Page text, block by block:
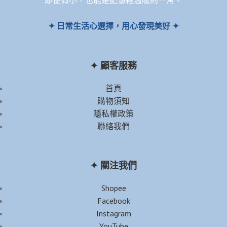
✦ 日常生活心選擇，用心發現美好 ✦
✦ 顧客服務
首頁
購物須知
隱私權政策
聯絡我們
✦ 關注我們
Shopee
Facebook
Instagram